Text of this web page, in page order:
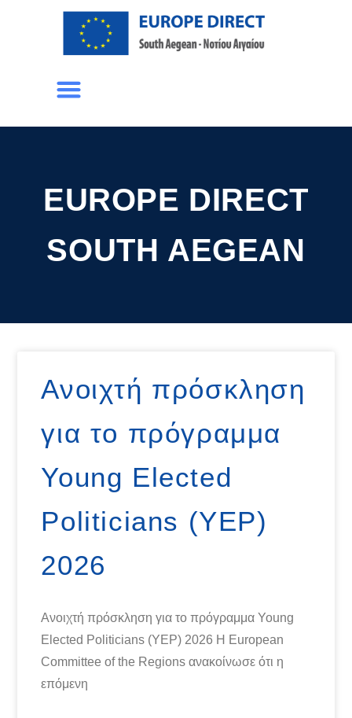
EUROPE DIRECT
SOUTH AEGEAN
Ανοιχτή πρόσκληση
για το πρόγραμμα
Young Elected
Politicians (YEP)
2026
Ανοιχτή πρόσκληση για το πρόγραμμα Young
Elected Politicians (YEP) 2026 Η European
Committee of the Regions ανακοίνωσε ότι η
επόμενη